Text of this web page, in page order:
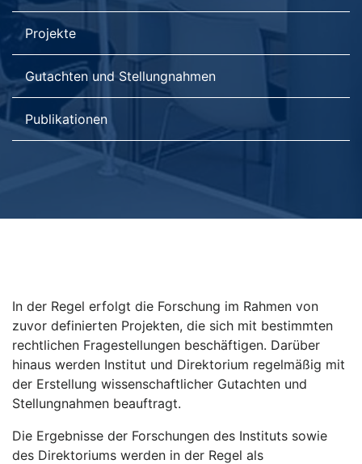
Projekte
Gutachten und Stellungnahmen
Publikationen
In der Regel erfolgt die Forschung im Rahmen von
zuvor definierten Projekten, die sich mit bestimmten
rechtlichen Fragestellungen beschäftigen. Darüber
hinaus werden Institut und Direktorium regelmäßig mit
der Erstellung wissenschaftlicher Gutachten und
Stellungnahmen beauftragt.
Die Ergebnisse der Forschungen des Instituts sowie
des Direktoriums werden in der Regel als